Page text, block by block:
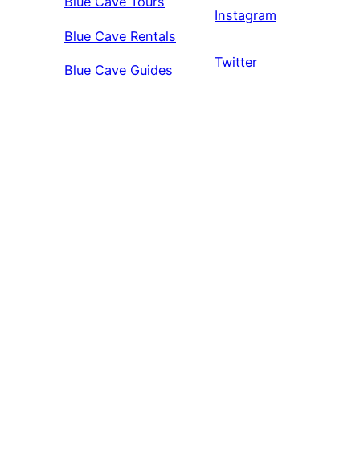
Blue Cave Rentals
Blue Cave Guides
Instagram
Twitter